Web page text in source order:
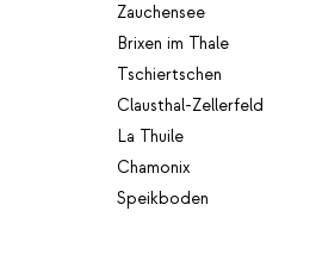
Zauchensee
Brixen im Thale
Tschiertschen
Clausthal-Zellerfeld
La Thuile
Chamonix
Speikboden